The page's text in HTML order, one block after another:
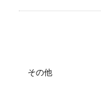
その他